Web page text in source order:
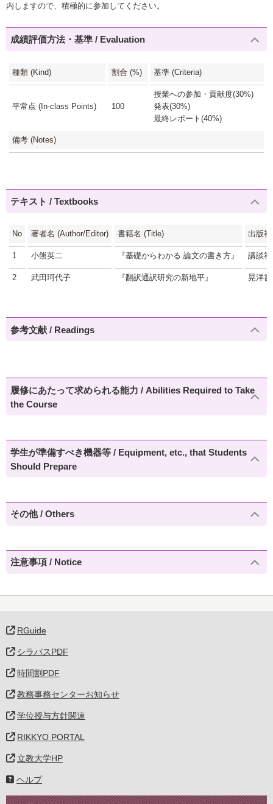
内しますので、積極的に参加してください。
成績評価方法・基準 / Evaluation
種類 (Kind) 割合 (%) 基準 (Criteria)
平常点 (In-class Points) 100
授業への参加・貢献度(30%)
発表(30%)
最終レポート(40%)
備考 (Notes)
テキスト / Textbooks
No 著者名 (Author/Editor) 書籍名 (Title) 出版
1 小熊英二 『基礎からわかる 論文の書き方』 講談社
2 武田珂代子 『翻訳通訳研究の新地平』 晃洋
参考文献 / Readings
履修にあたって求められる能力 / Abilities Required to Take
the Course
学生が準備すべき機器等 / Equipment, etc., that Students
Should Prepare
その他 / Others
注意事項 / Notice
RGuide
シラバスPDF
時間割PDF
教務事務センターお知らせ
学位授与方針関連
RIKKYO PORTAL
立教大学HP
ヘルプ